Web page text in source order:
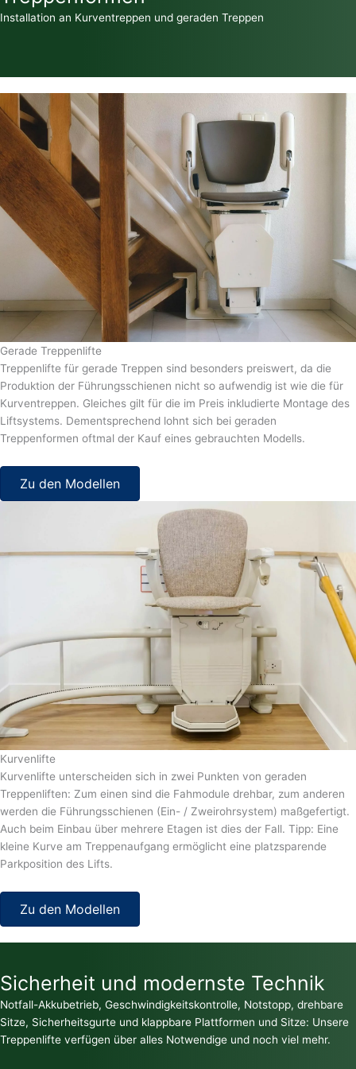
Installation an Kurventreppen und geraden Treppen
Gerade Treppenlifte
Treppenlifte für gerade Treppen sind besonders preiswert, da die
Produktion der Führungsschienen nicht so aufwendig ist wie die für
Kurventreppen. Gleiches gilt für die im Preis inkludierte Montage des
Liftsystems. Dementsprechend lohnt sich bei geraden
Treppenformen oftmal der Kauf eines gebrauchten Modells.
Zu den Modellen
Kurvenlifte
Kurvenlifte unterscheiden sich in zwei Punkten von geraden
Treppenliften: Zum einen sind die Fahmodule drehbar, zum anderen
werden die Führungsschienen (Ein- / Zweirohrsystem) maßgefertigt.
Auch beim Einbau über mehrere Etagen ist dies der Fall. Tipp: Eine
kleine Kurve am Treppenaufgang ermöglicht eine platzsparende
Parkposition des Lifts.
Zu den Modellen
Sicherheit und modernste Technik
Notfall-Akkubetrieb, Geschwindigkeitskontrolle, Notstopp, drehbare
Sitze, Sicherheitsgurte und klappbare Plattformen und Sitze: Unsere
Treppenlifte verfügen über alles Notwendige und noch viel mehr.